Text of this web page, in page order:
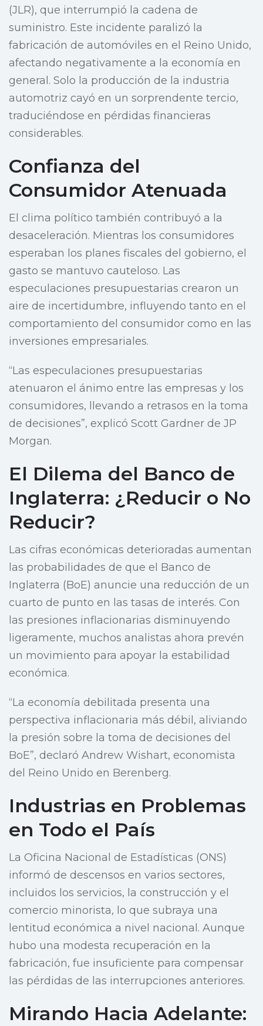
(JLR), que interrumpió la cadena de
suministro. Este incidente paralizó la
fabricación de automóviles en el Reino Unido,
afectando negativamente a la economía en
general. Solo la producción de la industria
automotriz cayó en un sorprendente tercio,
traduciéndose en pérdidas financieras
considerables.
Confianza del
Consumidor Atenuada
El clima político también contribuyó a la
desaceleración. Mientras los consumidores
esperaban los planes fiscales del gobierno, el
gasto se mantuvo cauteloso. Las
especulaciones presupuestarias crearon un
aire de incertidumbre, influyendo tanto en el
comportamiento del consumidor como en las
inversiones empresariales.
“Las especulaciones presupuestarias
atenuaron el ánimo entre las empresas y los
consumidores, llevando a retrasos en la toma
de decisiones”, explicó Scott Gardner de JP
Morgan.
El Dilema del Banco de
Inglaterra: ¿Reducir o No
Reducir?
Las cifras económicas deterioradas aumentan
las probabilidades de que el Banco de
Inglaterra (BoE) anuncie una reducción de un
cuarto de punto en las tasas de interés. Con
las presiones inflacionarias disminuyendo
ligeramente, muchos analistas ahora prevén
un movimiento para apoyar la estabilidad
económica.
“La economía debilitada presenta una
perspectiva inflacionaria más débil, aliviando
la presión sobre la toma de decisiones del
BoE”, declaró Andrew Wishart, economista
del Reino Unido en Berenberg.
Industrias en Problemas
en Todo el País
La Oficina Nacional de Estadísticas (ONS)
informó de descensos en varios sectores,
incluidos los servicios, la construcción y el
comercio minorista, lo que subraya una
lentitud económica a nivel nacional. Aunque
hubo una modesta recuperación en la
fabricación, fue insuficiente para compensar
las pérdidas de las interrupciones anteriores.
Mirando Hacia Adelante: